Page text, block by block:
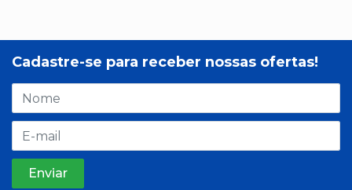
Cadastre-se para receber nossas ofertas!